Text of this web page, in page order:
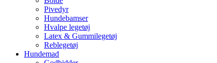
Pivedyr
Hundebamser
Hvalpe legetøj
Latex & Gummilegetøj
Reblegetøj
Hundemad